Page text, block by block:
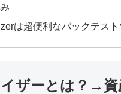
は超便利なバックテス
ザーとは？→資